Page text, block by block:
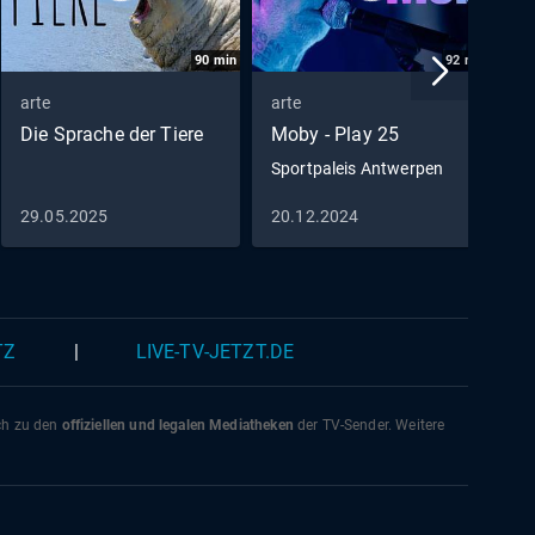
90 min
arte
Die Sprache der Tiere
29.05.2025
92 min
arte
Moby - Play 25
Sportpaleis Antwerpen
20.12.2024
LIVE-TV-JETZT.DE
zu den offiziellen und legalen Mediatheken der TV-Sender. Weitere